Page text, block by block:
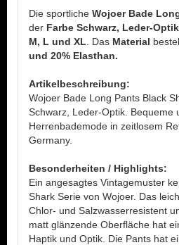
Die sportliche Wojoer Bade
der Farbe Schwarz, Leder-Optik
M, L und XL . Das Material
und 20% Elasthan.
Artikelbeschreibung:
Wojoer Bade Long Pants Black
Schwarz, Leder-Optik. Bequeme
Herrenbademode in zeitlosem
Germany.
Besonderheiten / Highlights:
Ein angesagtes Vintagemuster
Shark Serie von Wojoer. Das
Chlor- und Salzwasserresistent
matt glänzende Oberfläche hat
Haptik und Optik. Die Pants hat